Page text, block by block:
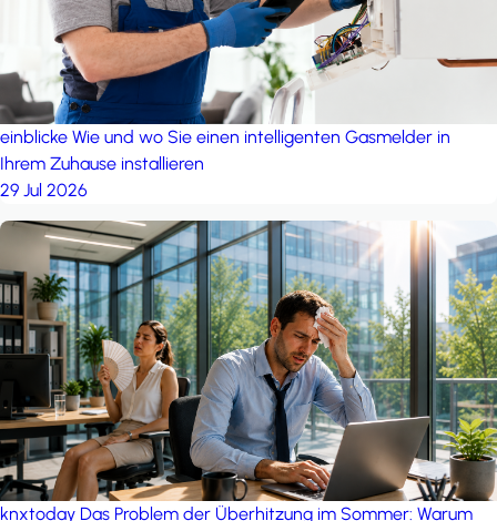
einblicke Wie und wo Sie einen intelligenten Gasmelder in
Ihrem Zuhause installieren
29 Jul 2026
knxtoday Das Problem der Überhitzung im Sommer: Warum